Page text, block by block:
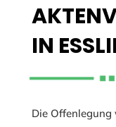
IN
Die Offenlegung